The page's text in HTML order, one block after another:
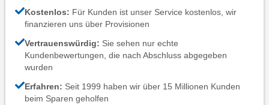
Kostenlos: Für Kunden ist unser Service kostenlos, wir
finanzieren uns über Provisionen
Vertrauenswürdig: Sie sehen nur echte
Kundenbewertungen, die nach Abschluss abgegeben
wurden
Erfahren: Seit 1999 haben wir über 15 Millionen Kunden
beim Sparen geholfen